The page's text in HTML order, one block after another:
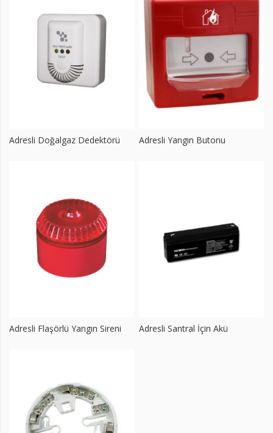
Adresli Doğalgaz Dedektörü Adresli Yangın Butonu
Adresli Flaşörlü Yangın Sireni Adresli Santral İçin Akü